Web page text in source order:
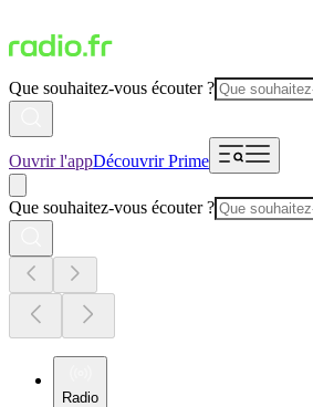
Que souhaitez-vous écouter ?
Ouvrir l'appDécouvrir Prime
Que souhaitez-vous écouter ?
Radio